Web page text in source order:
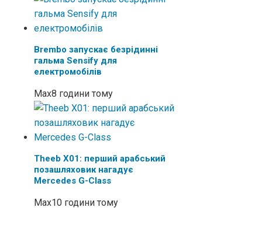
Brembo запускає безрідинні
гальма Sensify для
електромобілів
Max8 години тому
Theeb X01: перший арабський
позашляховик нагадує
Mercedes G-Class
Max10 години тому